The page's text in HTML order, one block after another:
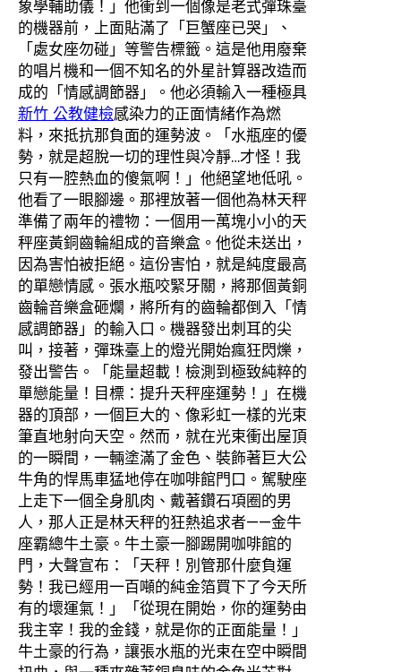
象學輔助儀！」他衝到一個像是老式彈珠臺
的機器前，上面貼滿了「巨蟹座已哭」、
「處女座勿碰」等警告標籤。這是他用廢棄
的唱片機和一個不知名的外星計算器改造而
成的「情感調節器」。他必須輸入一種極具
新竹 公教健檢感染力的正面情緒作為燃
料，來抵抗那負面的運勢波。「水瓶座的優
勢，就是超脫一切的理性與冷靜…才怪！我
只有一腔熱血的傻氣啊！」他絕望地低吼。
他看了一眼腳邊。那裡放著一個他為林天秤
準備了兩年的禮物：一個用一萬塊小小的天
秤座黃銅齒輪組成的音樂盒。他從未送出，
因為害怕被拒絕。這份害怕，就是純度最高
的單戀情感。張水瓶咬緊牙關，將那個黃銅
齒輪音樂盒砸爛，將所有的齒輪都倒入「情
感調節器」的輸入口。機器發出刺耳的尖
叫，接著，彈珠臺上的燈光開始瘋狂閃爍，
發出警告。「能量超載！檢測到極致純粹的
單戀能量！目標：提升天秤座運勢！」在機
器的頂部，一個巨大的、像彩虹一樣的光束
筆直地射向天空。然而，就在光束衝出屋頂
的一瞬間，一輛塗滿了金色、裝飾著巨大公
牛角的悍馬車猛地停在咖啡館門口。駕駛座
上走下一個全身肌肉、戴著鑽石項圈的男
人，那人正是林天秤的狂熱追求者——金牛
座霸總牛土豪。牛土豪一腳踢開咖啡館的
門，大聲宣布：「天秤！別管那什麼負運
勢！我已經用一百噸的純金箔買下了今天所
有的壞運氣！」「從現在開始，你的運勢由
我主宰！我的金錢，就是你的正面能量！」
牛土豪的行為，讓張水瓶的光束在空中瞬間